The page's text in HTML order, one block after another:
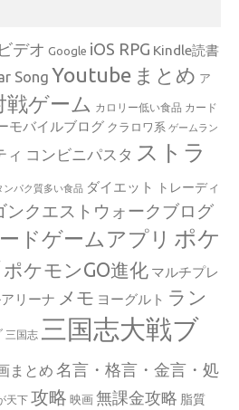
デオ Google iOS RPG Kindle読書
Song Youtube まとめ ア
ゲーム カロリー低い食品 カード
モバイルブログ クラロワ系 ゲームラン
ィ コンビニパスタ ストラ
ンパク質多い食品 ダイエット
トレーディ
ンクエストウォークブログ
ドゲームアプリ ポケ
ポケモンGO進化 マルチプレ
リーナ メモ ヨーグルト ラン
三国志 三国志大戦ブ
まとめ 名言・格言・金言・処
天下 攻略 映画 無課金攻略 脂質